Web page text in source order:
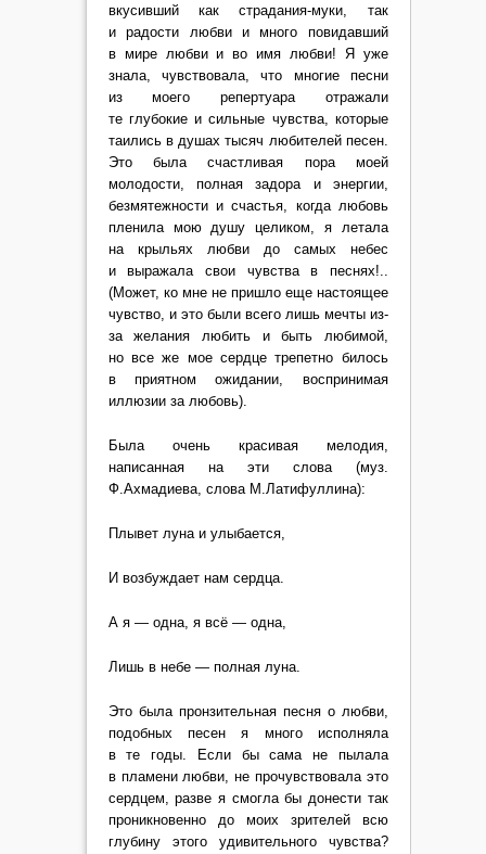
вкусивший как страдания-муки, так
и радости любви и много повидавший
в мире любви и во имя любви! Я уже
знала, чувствовала, что многие песни
из моего репертуара отражали
те глубокие и сильные чувства, которые
таились в душах тысяч любителей песен.
Это была счастливая пора моей
молодости, полная задора и энергии,
безмятежности и счастья, когда любовь
пленила мою душу целиком, я летала
на крыльях любви до самых небес
и выражала свои чувства в песнях!..
(Может, ко мне не пришло еще настоящее
чувство, и это были всего лишь мечты из-
за желания любить и быть любимой,
но все же мое сердце трепетно билось
в приятном ожидании, воспринимая
иллюзии за любовь).
Была очень красивая мелодия,
написанная на эти слова (муз.
Ф.Ахмадиева, слова М.Латифуллина):
Плывет луна и улыбается,
И возбуждает нам сердца.
А я — одна, я всё — одна,
Лишь в небе — полная луна.
Это была пронзительная песня о любви,
подобных песен я много исполняла
в те годы. Если бы сама не пылала
в пламени любви, не прочувствовала это
сердцем, разве я смогла бы донести так
проникновенно до моих зрителей всю
глубину этого удивительного чувства?